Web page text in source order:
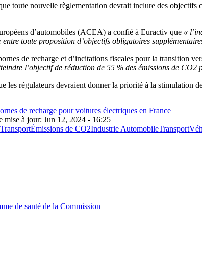
toute nouvelle règlementation devrait inclure des
d’automobiles (ACEA) a confié à Euractiv que «
toute proposition d’objectifs obligatoires
de recharge et d’incitations fiscales pour la transition
l’objectif de réduction de 55 % des émissions de CO2
les régulateurs devraient donner la priorité à la stimulation
de recharge pour voitures électriques en France
mise à jour: Jun 12, 2024 - 16:25
Émissions de CO2Industrie AutomobileTransport
de santé de la Commission